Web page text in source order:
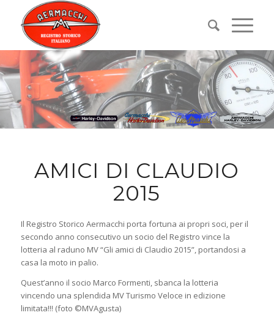
AMICI DI CLAUDIO
2015
Il Registro Storico Aermacchi porta fortuna ai propri soci, per il
secondo anno consecutivo un socio del Registro vince la
lotteria al raduno MV “Gli amici di Claudio 2015”, portandosi a
casa la moto in palio.
Quest’anno il socio Marco Formenti, sbanca la lotteria
vincendo una splendida MV Turismo Veloce in edizione
limitata!!! (foto ©MVAgusta)